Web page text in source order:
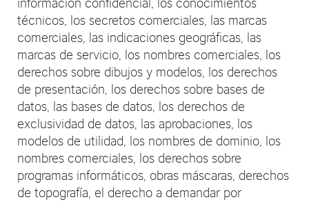
técnicos, los secretos comerciales, las marcas
comerciales, las indicaciones geográficas, las
marcas de servicio, los nombres comerciales, los
derechos sobre dibujos y modelos, los derechos
de presentación, los derechos sobre bases de
datos, las bases de datos, los derechos de
exclusividad de datos, las aprobaciones, los
modelos de utilidad, los nombres de dominio, los
nombres comerciales, los derechos sobre
programas informáticos, obras máscaras, derechos
de topografía, el derecho a demandar por